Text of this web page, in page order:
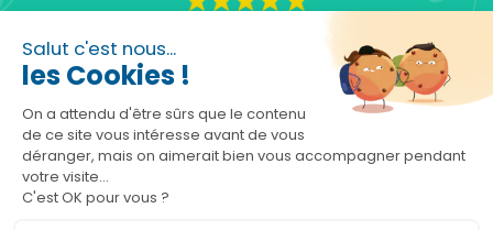
Salut c'est nous...
les Cookies !
On a attendu d'être sûrs que le contenu
de ce site vous intéresse avant de vous
déranger, mais on aimerait bien vous accompagner pendant
votre visite...
C'est OK pour vous ?